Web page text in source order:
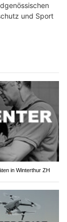
und Sport
in Winterthur ZH